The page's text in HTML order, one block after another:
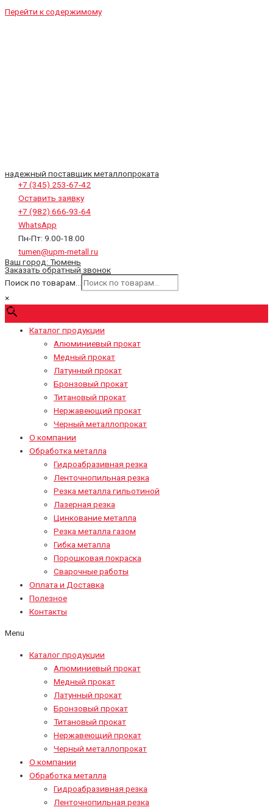
Перейти к содержимому
надежный поставщик металлопроката
+7 (345) 253-67-42
Оставить заявку
+7 (982) 666-93-64
WhatsApp
Пн-Пт: 9.00-18.00
tumen@upm-metall.ru
Ваш город: Тюмень
Заказать обратный звонок
Поиск по товарам...
×
0₽
Каталог продукции
Алюминиевый прокат
Медный прокат
Латунный прокат
Бронзовый прокат
Титановый прокат
Нержавеющий прокат
Черный металлопрокат
О компании
Обработка металла
Гидроабразивная резка
Ленточнопильная резка
Резка металла гильотиной
Лазерная резка
Цинкование металла
Резка металла газом
Гибка металла
Порошковая покраска
Сварочные работы
Оплата и Доставка
Полезное
Контакты
Menu
Каталог продукции
Алюминиевый прокат
Медный прокат
Латунный прокат
Бронзовый прокат
Титановый прокат
Нержавеющий прокат
Черный металлопрокат
О компании
Обработка металла
Гидроабразивная резка
Ленточнопильная резка